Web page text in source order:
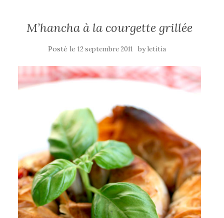
M’hancha à la courgette grillée
Posté le 12 septembre 2011 byletitia